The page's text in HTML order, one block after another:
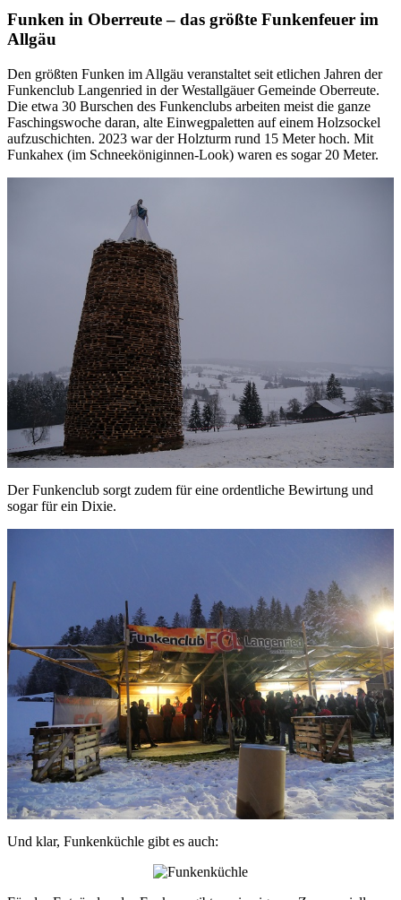
Funken in Oberreute – das größte Funkenfeuer im
Allgäu
Den größten Funken im Allgäu veranstaltet seit etlichen Jahren der
Funkenclub Langenried in der Westallgäuer Gemeinde Oberreute.
Die etwa 30 Burschen des Funkenclubs arbeiten meist die ganze
Faschingswoche daran, alte Einwegpaletten auf einem Holzsockel
aufzuschichten. 2023 war der Holzturm rund 15 Meter hoch. Mit
Funkahex (im Schneeköniginnen-Look) waren es sogar 20 Meter.
Der Funkenclub sorgt zudem für eine ordentliche Bewirtung und
sogar für ein Dixie.
Und klar, Funkenküchle gibt es auch: